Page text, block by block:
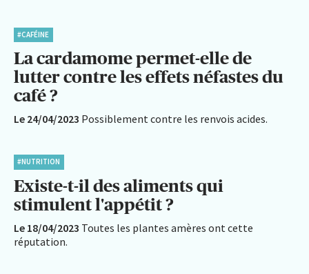
#CAFÉINE
La cardamome permet-elle de
lutter contre les effets néfastes du
café ?
Le 24/04/2023 Possiblement contre les renvois acides.
#NUTRITION
Existe-t-il des aliments qui
stimulent l'appétit ?
Le 18/04/2023 Toutes les plantes amères ont cette
réputation.